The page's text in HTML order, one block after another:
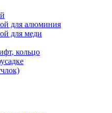
для алюминия
для меди
кольцо